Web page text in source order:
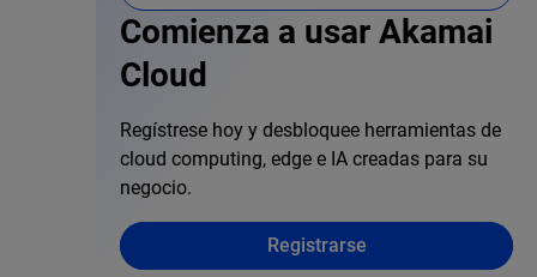
Comienza a usar Akamai
Cloud
Regístrese hoy y desbloquee herramientas de
cloud computing, edge e IA creadas para su
negocio.
Registrarse